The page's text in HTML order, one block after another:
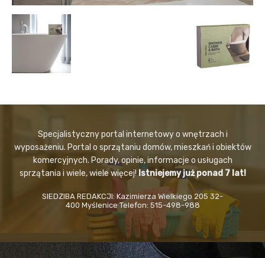
Specjalistyczny portal internetowy o wnętrzach i
wyposażeniu. Portal o sprzątaniu domów, mieszkań i obiektów
komercyjnych. Porady, opinie, informacje o usługach
sprzątania i wiele, wiele więcej!Istniejemy już ponad 7 lat!
SIEDZIBA REDAKCJI: Kazimierza Wielkiego 205 32-
400 Myślenice Telefon: 515-498-988